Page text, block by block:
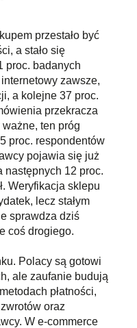
przestało być
a stało się
proc. badanych
zawsze,
a kolejne 37 proc.
przekracza
ten próg
proc. respondentów
pojawia się już
następnych 12 proc.
Weryfikacja sklepu
lecz stałym
sprawdza dziś
coś drogiego.
Polacy są gotowi
ale zaufanie budują
płatności,
oraz
W e-commerce